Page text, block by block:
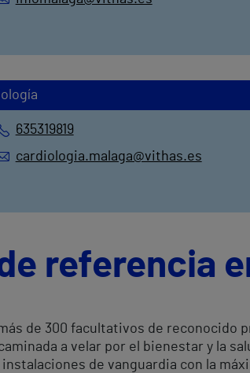
635319819
cardiologia.malaga@vithas.es
referencia
de 300 facultativos de reconocido
a velar por el bienestar y la
de vanguardia con la